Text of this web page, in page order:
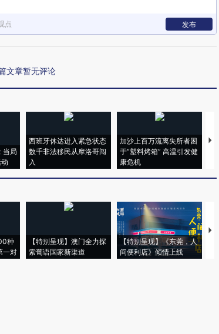
点 发布
文章暂无评论
当局
西班牙休达进入紧急状态
数千非法移民从摩洛哥闯
入
加沙上百万流离失所者困
于“塑料烤箱” 高温引发健
康危机
种
一对
【特别呈现】澳门全力探
索葡语国家新渠道
【特别呈现】《东莞，人
间便利店》倾情上线
【